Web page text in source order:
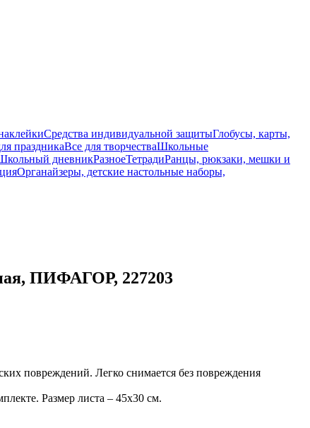
Средства индивидуальной защитыГлобусы, карты,
праздникаВсе для творчестваШкольные
дневникРазноеТетрадиРанцы, рюкзаки, мешки и
Органайзеры, детские настольные наборы,
ПИФАГОР, 227203
повреждений. Легко снимается без повреждения
Размер листа – 45х30 см.